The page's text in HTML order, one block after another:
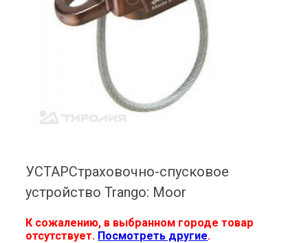
УСТАРСтраховочно-спусковое
устройство Trango: Moor
К сожалению, в выбранном городе товар
отсутствует. Посмотреть другие.